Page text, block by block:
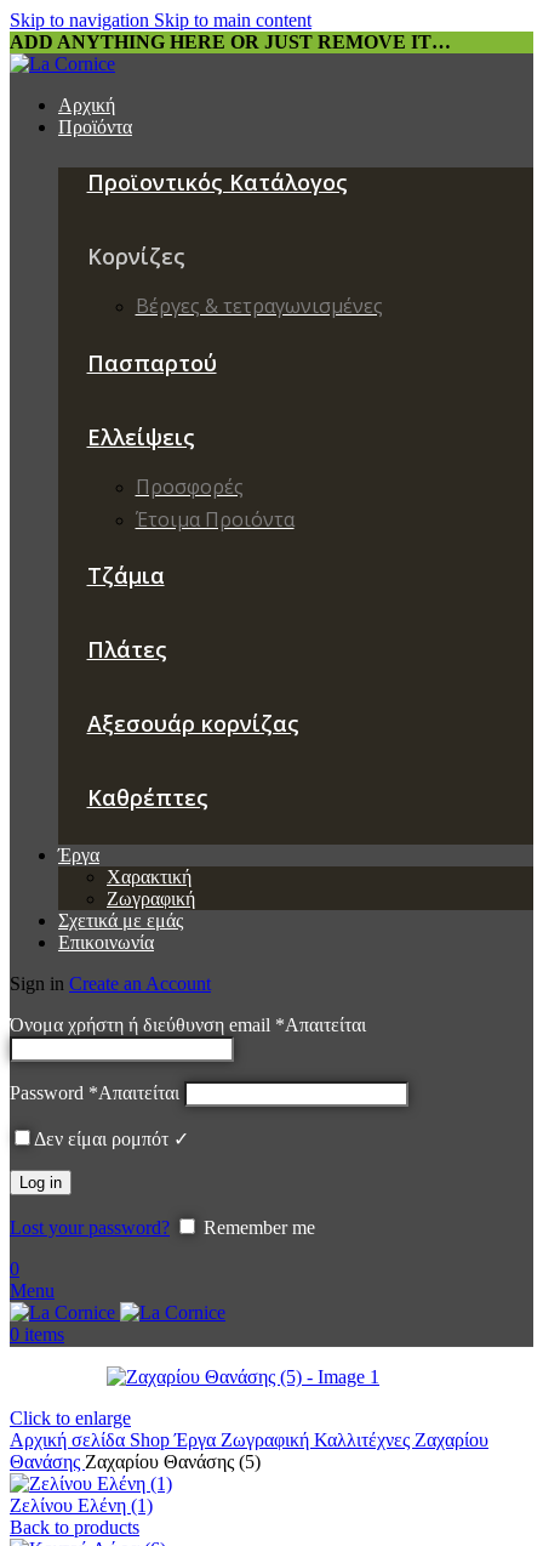
Skip to navigation Skip to main content
ADD ANYTHING HERE OR JUST REMOVE IT…
Αρχική
Προϊόντα
Προϊοντικός Κατάλογος
Κορνίζες
Βέργες & τετραγωνισμένες
Πασπαρτού
Ελλείψεις
Προσφορές
Έτοιμα Προιόντα
Τζάμια
Πλάτες
Αξεσουάρ κορνίζας
Καθρέπτες
Έργα
Χαρακτική
Ζωγραφική
Σχετικά με εμάς
Επικοινωνία
Sign in Create an Account
Όνομα χρήστη ή διεύθυνση email *Απαιτείται
Password *Απαιτείται
Δεν είμαι ρομπότ ✓
Log in
Lost your password?
Remember me
0
Menu
0 items
Click to enlarge
Αρχική σελίδα ShopΈργα Ζωγραφική Καλλιτέχνες Ζαχαρίου
Θανάσης Ζαχαρίου Θανάσης (5)
Ζελίνου Ελένη (1)
Back to products